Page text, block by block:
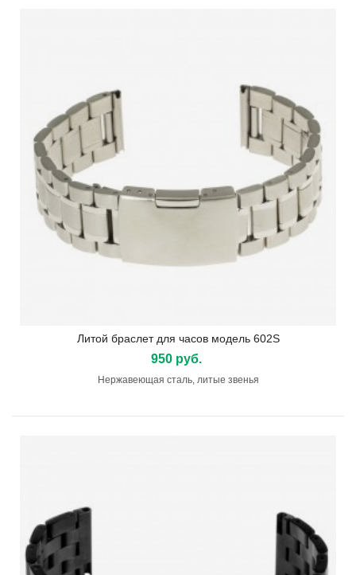
Литой браслет для часов модель 602S
950 руб.
Нержавеющая сталь, литые звенья